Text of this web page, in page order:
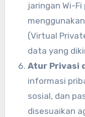
jaringan Wi-
(Virtual
data yang
Atur Privasi
informasi
sosial, dan
disesuaikan